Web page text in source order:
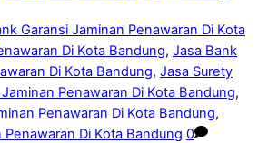
Garansi Jaminan Penawaran Di Kota
Di Kota Bandung, Jasa Bank
Di Kota Bandung, Jasa Surety
Penawaran Di Kota Bandung,
Penawaran Di Kota Bandung,
Di Kota Bandung 0